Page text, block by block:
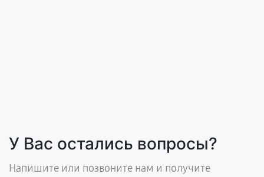
У Вас остались вопросы?
Напишите или позвоните нам и получите